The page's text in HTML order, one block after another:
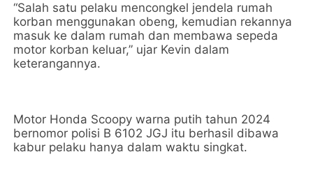
“Salah satu pelaku mencongkel jendela rumah
korban menggunakan obeng, kemudian rekannya
masuk ke dalam rumah dan membawa sepeda
motor korban keluar,” ujar Kevin dalam
keterangannya.
Motor Honda Scoopy warna putih tahun 2024
bernomor polisi B 6102 JGJ itu berhasil dibawa
kabur pelaku hanya dalam waktu singkat.